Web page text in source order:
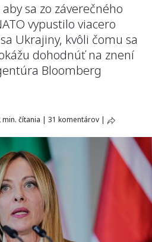
sa zo záverečného
vypustilo viacero
Ukrajiny, kvôli čomu sa
dohodnúť na znení
Bloomberg
min. čítania | 31 komentárov |